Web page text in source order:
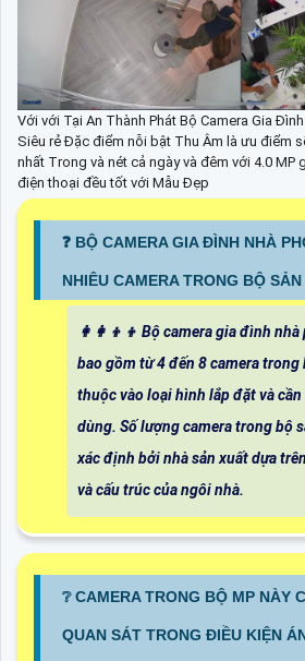
Với với Tại An Thành Phát Bộ Camera Gia
Siêu rẻ Đặc điểm nỗi bật Thu Âm là ưu điểm
nhất Trong và nét cả ngày và đêm với 4.0 MP
điện thoại đều tốt với Mẫu Đẹp
❓ BỘ CAMERA GIA ĐÌNH NHÀ
NHIÊU CAMERA TRONG BỘ
👩‍👩‍👦‍👦 Bộ camera gia đình
bao gồm từ 4 đến 8 camera trong
thuộc vào loại hình lắp đặt và
dùng. Số lượng camera trong bộ
xác định bởi nhà sản xuất dựa
và cấu trúc của ngôi nhà.
❔ CAMERA TRONG BỘ MP NÀY
QUAN SÁT TRONG ĐIỀU KIỆN